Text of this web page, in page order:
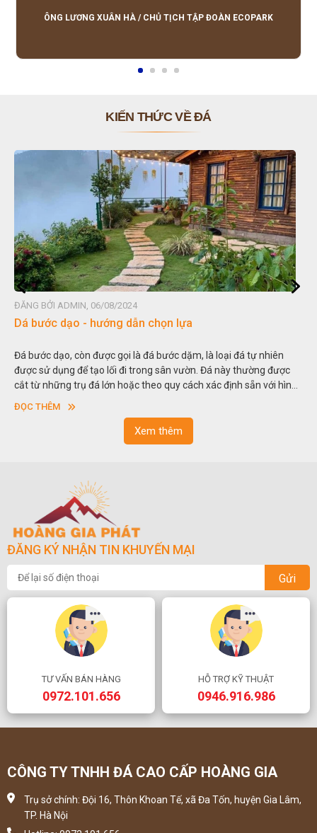
lượng tốt, giá hợp lý, hỗ trợ tận tình.
ÔNG LƯƠNG XUÂN HÀ / CHỦ TỊCH TẬP ĐOÀN ECOPARK
KIẾN THỨC VỀ ĐÁ
ĐĂNG BỞI ADMIN, 06/08/2024
Dá bước dạo - hướng dẫn chọn lựa
Đá bước dạo, còn được gọi là đá bước dặm, là loại đá tự nhiên
được sử dụng để tạo lối đi trong sân vườn. Đá này thường được
cắt từ những trụ đá lớn hoặc theo quy cách xác định sẵn với hình
vuông hoặc hình chữ nhật và có độ dày khác nhau.
ĐỌC THÊM
Xem thêm
ĐĂNG KÝ NHẬN TIN KHUYẾN MẠI
Gửi
TƯ VẤN BÁN HÀNG
0972.101.656
HỖ TRỢ KỸ THUẬT
0946.916.986
CÔNG TY TNHH ĐÁ CAO CẤP HOÀNG GIA
Trụ sở chính: Đội 16, Thôn Khoan Tế, xã Đa Tốn, huyện Gia Lâm,
TP. Hà Nội